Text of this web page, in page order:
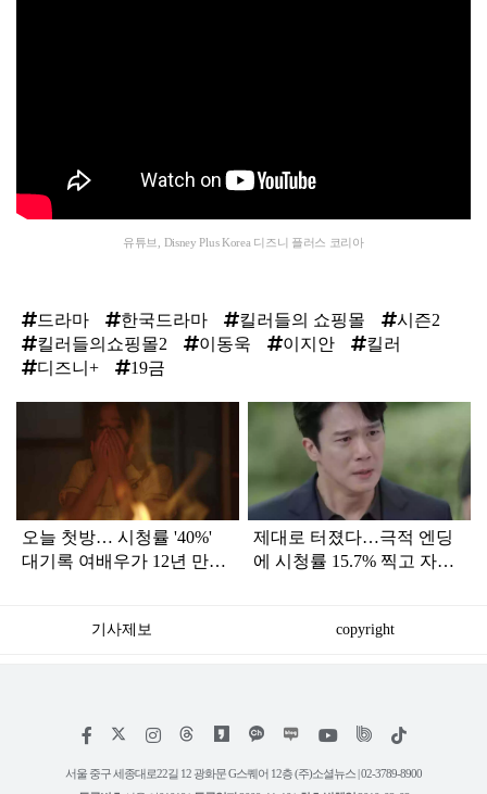
유튜브, Disney Plus Korea 디즈니 플러스 코리아
드라마 한국드라마 킬러들의 쇼핑몰
시즌2
킬러들의쇼핑몰2
이동욱 이지안
킬러
디즈니+
19금
오늘 첫방… 시청률 '40%'
대기록 여배우가 12년 만에
제대로 터졌다…극적 엔딩
에 시청률 15.7% 찍고 자체
기사제보 copyright
페
스
인
타
위
트
틱
서울 중구 세종대로22길 12 광화문 G스퀘어 12층 (주)소셜뉴스 | 02-3789-8900